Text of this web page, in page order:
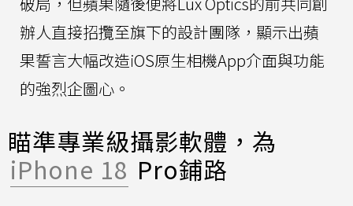
辦人直接招攬至旗下的設計團隊，顯示出蘋
果誓言大幅改造iOS原生相機App介面與功能
的強烈企圖心。
瞄準專業級攝影軟體，為
iPhone 18 Pro鋪路